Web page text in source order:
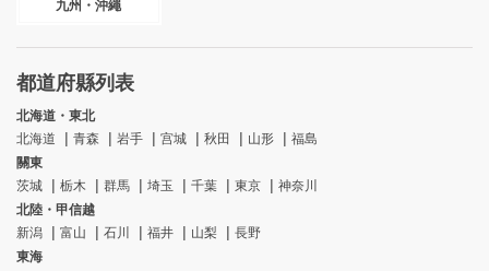
九州・沖繩
都道府縣列表
北海道・東北
北海道
青森 岩手 宫城 秋田 山形
福島
關東
茨城
栃木 群馬 埼玉 千葉 東京
神奈川
北陸・甲信越
新潟
富山 石川 福井 山梨
長野
東海